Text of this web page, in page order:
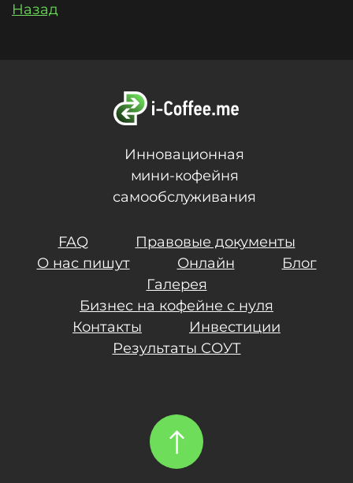
Назад
Инновационная
мини-кофейня
самообслуживания
FAQ
Правовые документы
О нас пишут
Онлайн
Блог
Галерея
Бизнес на кофейне с нуля
Контакты
Инвестиции
Результаты СОУТ